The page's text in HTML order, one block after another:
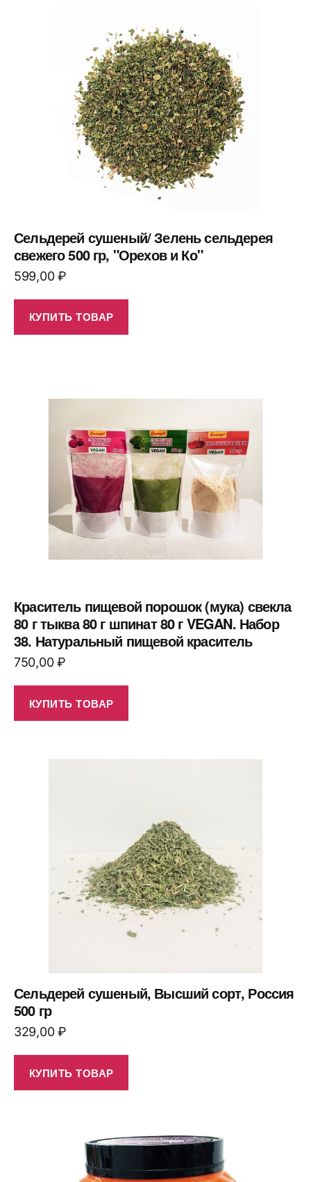
Сельдерей сушеный/ Зелень сельдерея
свежего 500 гр, "Орехов и Ко"
599,00₽
КУПИТЬ ТОВАР
Краситель пищевой порошок (мука) свекла
80 г тыква 80 г шпинат 80 г VEGAN. Набор
38. Натуральный пищевой краситель
750,00₽
КУПИТЬ ТОВАР
Сельдерей сушеный, Высший сорт, Россия
500 гр
329,00₽
КУПИТЬ ТОВАР